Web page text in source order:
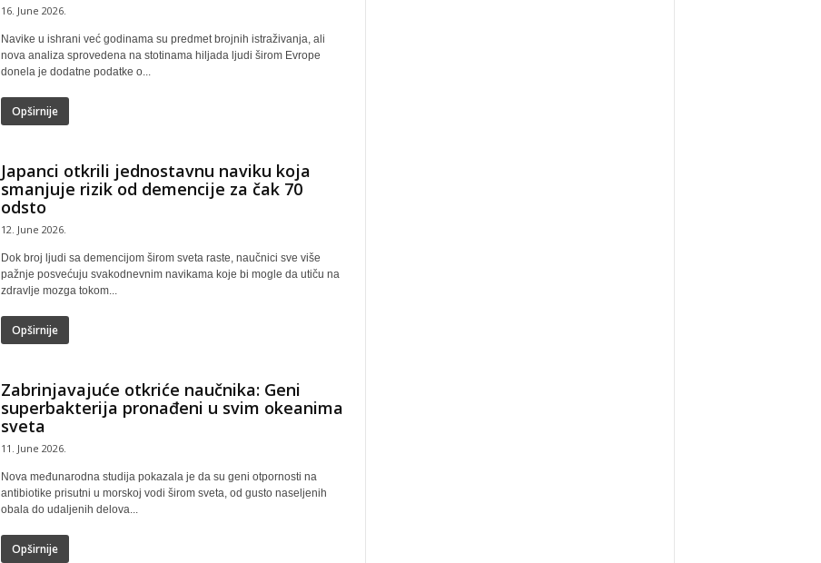
16. June 2026.
Navike u ishrani već godinama su predmet brojnih istraživanja, ali
nova analiza sprovedena na stotinama hiljada ljudi širom Evrope
donela je dodatne podatke o...
Opširnije
Japanci otkrili jednostavnu naviku koja
smanjuje rizik od demencije za čak 70
odsto
12. June 2026.
Dok broj ljudi sa demencijom širom sveta raste, naučnici sve više
pažnje posvećuju svakodnevnim navikama koje bi mogle da utiču na
zdravlje mozga tokom...
Opširnije
Zabrinjavajuće otkriće naučnika: Geni
superbakterija pronađeni u svim okeanima
sveta
11. June 2026.
Nova međunarodna studija pokazala je da su geni otpornosti na
antibiotike prisutni u morskoj vodi širom sveta, od gusto naseljenih
obala do udaljenih delova...
Opširnije